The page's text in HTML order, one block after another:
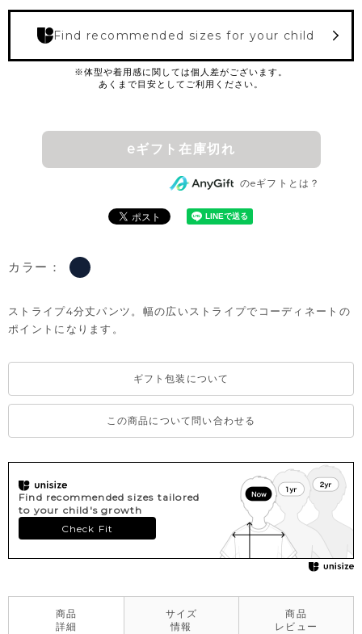
Find recommended sizes for your child
eギフト在庫切れ
のeギフトとは？
カラー：
ストライプ4分丈パンツ。幅の広いストライプでコーディネートの
ポイントになります。
ギフト包装について
この商品について問い合わせる
Find recommended sizes tailored
to your child's growth
Check Fit
商品
詳細
サイズ
情報
商品
レビュー